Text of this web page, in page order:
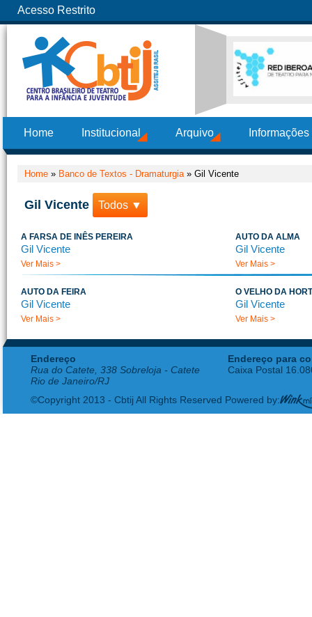
Acesso Restrito
Home Institucional Arquivo
Home » Banco de Textos - Dramaturgia» Gil Vicente
Gil Vicente Todos ▼
A FARSA DE INÊS PEREIRA
Gil Vicente
Ver Mais >
AUTO DA ALMA
Gil Vicente
Ver Mais >
AUTO DA FEIRA
Gil Vicente
Ver Mais >
O VELHO DA
Gil Vicente
Ver Mais >
Endereço
Rua do Catete, 338 Sobreloja - Catete
Rio de Janeiro/RJ
Endereço para
Caixa Postal
©Copyright 2013 - Cbtij All Rights Reserved Powered by: